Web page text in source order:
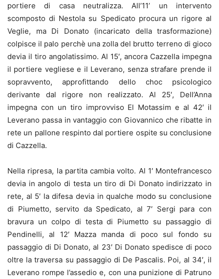
portiere di casa neutralizza. All’11’ un intervento
scomposto di Nestola su Spedicato procura un rigore al
Veglie, ma Di Donato (incaricato della trasformazione)
colpisce il palo perchè una zolla del brutto terreno di gioco
devia il tiro angolatissimo. Al 15′, ancora Cazzella impegna
il portiere vegliese e il Leverano, senza strafare prende il
sopravvento, approfittando dello choc psicologico
derivante dal rigore non realizzato. Al 25′, Dell’Anna
impegna con un tiro improvviso El Motassim e al 42′ il
Leverano passa in vantaggio con Giovannico che ribatte in
rete un pallone respinto dal portiere ospite su conclusione
di Cazzella.
Nella ripresa, la partita cambia volto. Al 1′ Montefrancesco
devia in angolo di testa un tiro di Di Donato indirizzato in
rete, al 5′ la difesa devia in qualche modo su conclusione
di Piumetto, servito da Spedicato, al 7′ Sergi para con
bravura un colpo di testa di Piumetto su passaggio di
Pendinelli, al 12′ Mazza manda di poco sul fondo su
passaggio di Di Donato, al 23′ Di Donato spedisce di poco
oltre la traversa su passaggio di De Pascalis. Poi, al 34′, il
Leverano rompe l’assedio e, con una punizione di Patruno